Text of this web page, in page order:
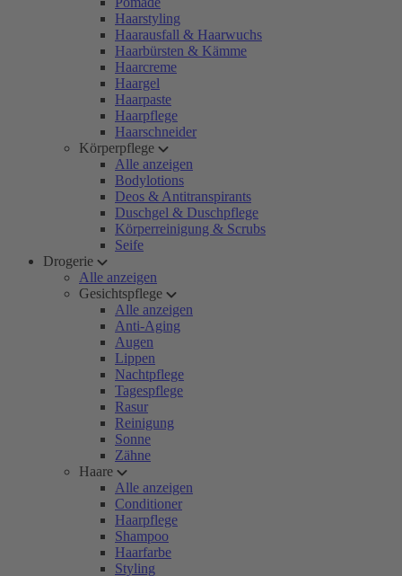
Haarstyling
Haarausfall & Haarwuchs
Haarbürsten & Kämme
Haarcreme
Haargel
Haarpaste
Haarpflege
Haarschneider
Körperpflege
Alle anzeigen
Bodylotions
Deos & Antitranspirants
Duschgel & Duschpflege
Körperreinigung & Scrubs
Seife
Drogerie
Alle anzeigen
Gesichtspflege
Alle anzeigen
Anti-Aging
Augen
Lippen
Nachtpflege
Tagespflege
Rasur
Reinigung
Sonne
Zähne
Haare
Alle anzeigen
Conditioner
Haarpflege
Shampoo
Haarfarbe
Styling